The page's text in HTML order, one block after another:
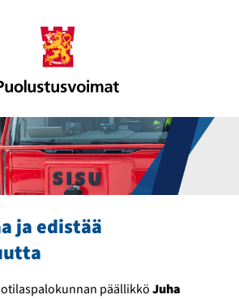
ja edistää
päällikköJuha